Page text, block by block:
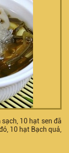
10 hạt sen đã
10 hạt Bạch quả,